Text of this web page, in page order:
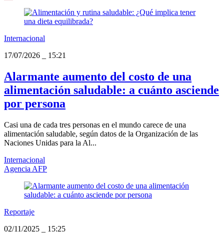
Internacional
17/07/2026
15:21
Alarmante aumento del costo de una
alimentación saludable: a cuánto asciende
por persona
Casi una de cada tres personas en el mundo carece de una
alimentación saludable, según datos de la Organización de las
Naciones Unidas para la Al...
Internacional
Agencia AFP
Reportaje
02/11/2025
15:25